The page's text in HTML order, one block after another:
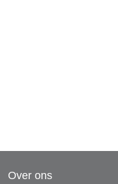
Over ons